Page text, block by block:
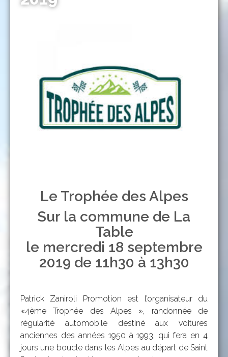
Le Trophée des Alpes
Sur la commune de La
Table
le mercredi 18 septembre
2019 de 11h30 à 13h30
Patrick Zaniroli Promotion est l’organisateur du
«4ème Trophée des Alpes », randonnée de
régularité automobile destiné aux voitures
anciennes des années 1950 à 1993, qui fera en 4
jours une boucle dans les Alpes au départ de Saint